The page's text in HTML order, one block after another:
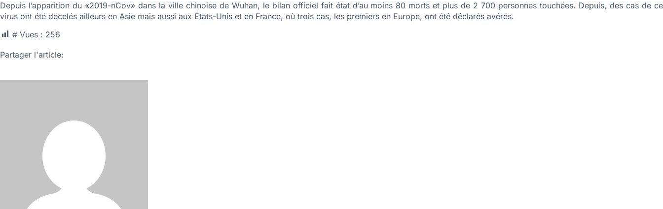
Depuis l’apparition du «2019-nCov» dans la ville chinoise de Wuhan, le bilan officiel fait état d’au moins 80 morts et plus de 2 700 personnes touchées. Depuis, des cas de ce
virus ont été décelés ailleurs en Asie mais aussi aux États-Unis et en France, où trois cas, les premiers en Europe, ont été déclarés avérés.
# Vues : 256
Partager l'article: